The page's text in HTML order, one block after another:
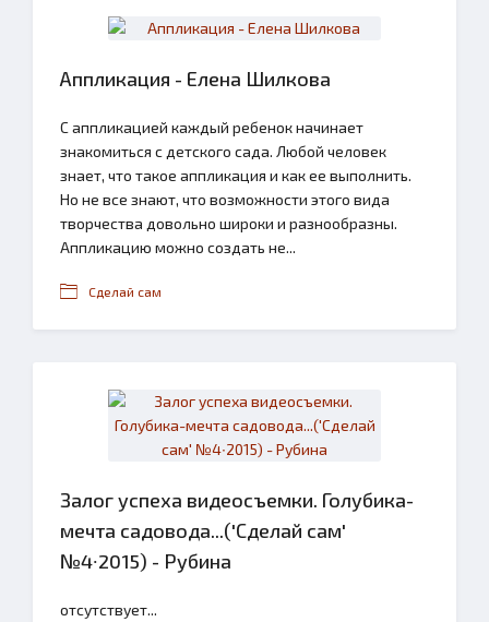
Аппликация - Елена Шилкова
С аппликацией каждый ребенок начинает
знакомиться с детского сада. Любой человек
знает, что такое аппликация и как ее выполнить.
Но не все знают, что возможности этого вида
творчества довольно широки и разнообразны.
Аппликацию можно создать не...
Сделай сам
Залог успеха видеосъемки. Голубика-
мечта садовода...('Сделай сам'
№4∙2015) - Рубина
отсутствует...